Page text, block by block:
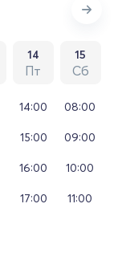
14
Пт
15
Сб
14:00
15:00
16:00
17:00
08:00
09:00
10:00
11:00